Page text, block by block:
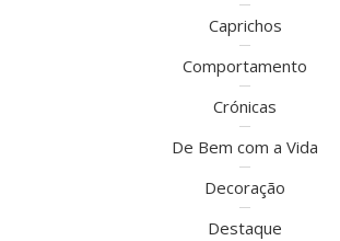
Caprichos
Comportamento
Crónicas
De Bem com a Vida
Decoração
Destaque